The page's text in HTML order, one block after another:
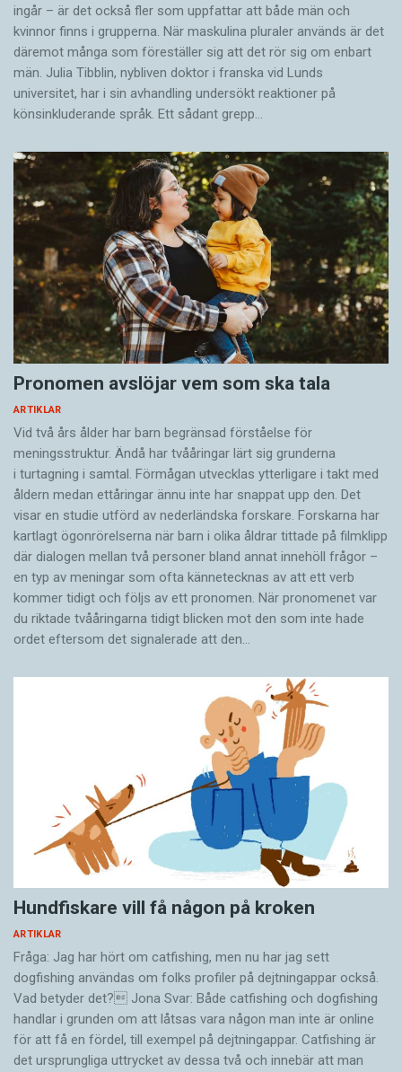
ingår – är det också fler som uppfattar att både män och
kvinnor finns i grupperna. När maskulina pluraler används är det
där­emot många som föreställer sig att det rör sig om enbart
män. Julia Tibblin, nybliven doktor i franska vid Lunds
universitet, har i sin avhandling undersökt reaktioner på
könsinkluderande språk. Ett sådant grepp…
Pronomen avslöjar vem som ska tala
ARTIKLAR
Vid två års ålder har barn begränsad förståelse för
meningsstruktur. Ändå har tvååringar lärt sig grunderna
i turtagning i samtal. Förmågan utvecklas ytterligare i takt med
åldern medan ettåringar ännu inte har snappat upp den. Det
visar en studie utförd av nederländska forskare. Forskarna har
kartlagt ögonrörelserna när barn i olika åldrar tittade på filmklipp
där dialogen mellan två personer bland annat innehöll frågor –
en typ av meningar som ofta kännetecknas av att ett verb
kommer tidigt och följs av ett pronomen. När pronomenet var
du riktade tvååringarna tidigt blicken mot den som inte hade
ordet eftersom det ­signalerade att den…
Hundfiskare vill få någon på kroken
ARTIKLAR
Fråga: Jag har hört om catfishing, men nu har jag sett
dogfishing användas om folks profiler på dejtningappar också.
Vad betyder det? Jona Svar: Både catfishing och dogfishing
handlar i grunden om att låtsas vara någon man inte är online
för att få en fördel, till exempel på dejtningappar. Catfishing är
det ursprungliga uttrycket av dessa två och innebär att man